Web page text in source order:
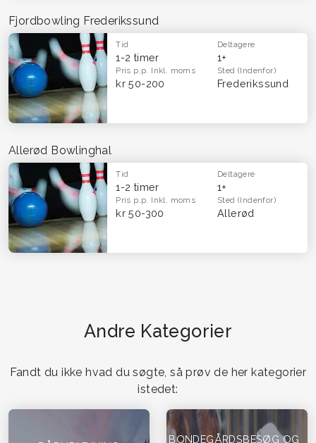
Fjordbowling Frederikssund
Tid
1-2 timer
Deltagere
1+
Pris p.p. Inkl. moms
kr 50-200
Sted(Indenfor)
Frederikssund
Allerød Bowlinghal
Tid
1-2 timer
Deltagere
1+
Pris p.p. Inkl. moms
kr 50-300
Sted(Indenfor)
Allerød
Andre Kategorier
Fandt du ikke hvad du søgte, så prøv de her kategorier
istedet:
BONDEGÅRDSBESØG OG